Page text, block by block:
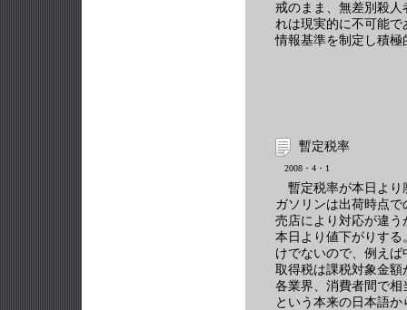
戒のまま、無差別殺
れは現実的に不可能
情報基準を制定し積
暫定税率
2008・4・1
暫定税率が本日より
ガソリンは出荷時点
売店により対応が違
本日より値下がりす
けでないので、例え
取得税は課税対象金
各業界、消費者間で
という本来の日本語